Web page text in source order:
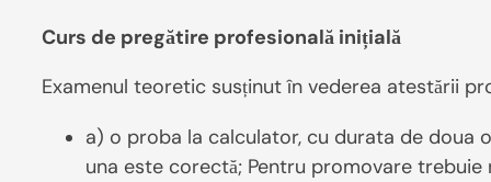
Curs de pregătire profesională inițială
Examenul teoretic susținut în vederea atestării
a) o proba la calculator, cu durata de doua
una este corectă; Pentru promovare